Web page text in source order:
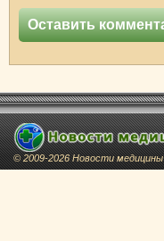
© 2009-2026 Новости медицины